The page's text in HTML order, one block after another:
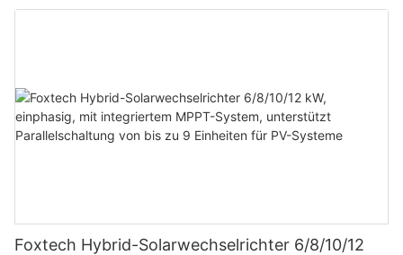
Foxtech Hybrid-Solarwechselrichter 6/8/10/12